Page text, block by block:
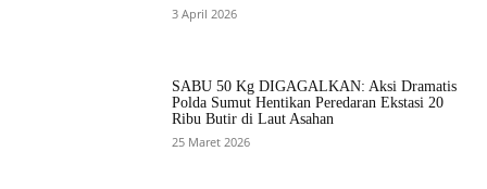
3 April 2026
SABU 50 Kg DIGAGALKAN: Aksi Dramatis
Polda Sumut Hentikan Peredaran Ekstasi 20
Ribu Butir di Laut Asahan
25 Maret 2026